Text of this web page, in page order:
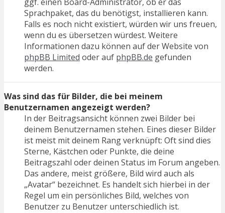
Sprachpaket, das du benötigst, installieren kann.
Falls es noch nicht existiert, würden wir uns freuen,
wenn du es übersetzen würdest. Weitere
Informationen dazu können auf der Website von
phpBB Limited oder auf phpBB.de gefunden
werden.
Was sind das für Bilder, die bei meinem
Benutzernamen angezeigt werden?
In der Beitragsansicht können zwei Bilder bei
deinem Benutzernamen stehen. Eines dieser Bilder
ist meist mit deinem Rang verknüpft: Oft sind dies
Sterne, Kästchen oder Punkte, die deine
Beitragszahl oder deinen Status im Forum angeben.
Das andere, meist größere, Bild wird auch als
„Avatar“ bezeichnet. Es handelt sich hierbei in der
Regel um ein persönliches Bild, welches von
Benutzer zu Benutzer unterschiedlich ist.